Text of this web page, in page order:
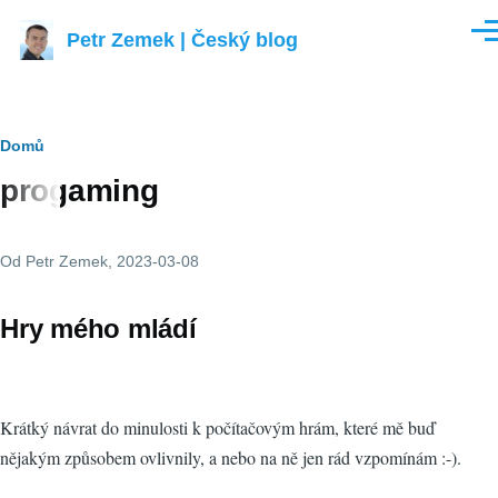
Petr Zemek | Český blog
Drobečková
navigace
Domů
progaming
Od Petr Zemek , 2023-03-08
Hry mého mládí
Krátký návrat do minulosti k počítačovým hrám, které mě buď
nějakým způsobem ovlivnily, a nebo na ně jen rád vzpomínám :-).